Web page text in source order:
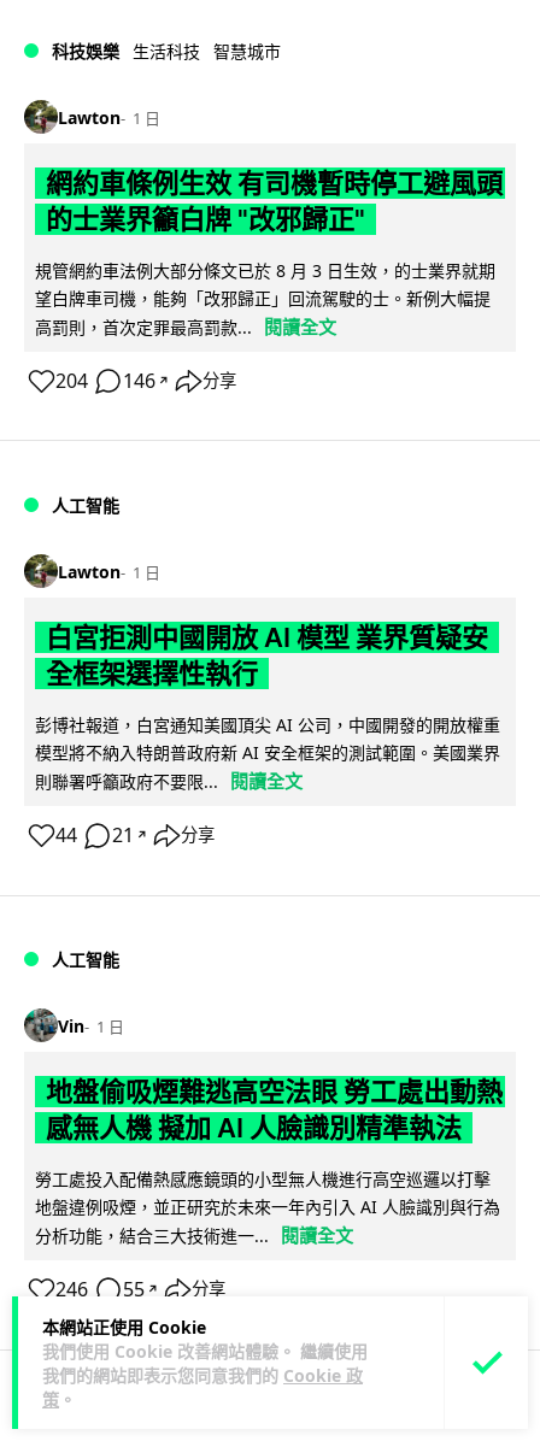
本網站正使用 Cookie
我們使用 Cookie 改善網站體驗。 繼續使用
我們的網站即表示您同意我們的 Cookie 政
策 。
科技娛樂 生活科技 智慧城市
Lawton 1 日
網約車條例生效 有司機暫時停工避風頭
的士業界籲白牌 "改邪歸正"
規管網約車法例大部分條文已於 8 月 3 日生效，的士業界就期
望白牌車司機，能夠「改邪歸正」回流駕駛的士。新例大幅提
高罰則，首次定罪最高罰款...
閱讀全文
204 146 ↗ 分享
人工智能
Lawton 1 日
白宮拒測中國開放 AI 模型 業界質疑安
全框架選擇性執行
彭博社報道，白宮通知美國頂尖 AI 公司，中國開發的開放權重
模型將不納入特朗普政府新 AI 安全框架的測試範圍。美國業界
則聯署呼籲政府不要限...
閱讀全文
44 21 ↗ 分享
人工智能
Vin 1 日
地盤偷吸煙難逃高空法眼 勞工處出動熱
感無人機 擬加 AI 人臉識別精準執法
勞工處投入配備熱感應鏡頭的小型無人機進行高空巡邏以打擊
地盤違例吸煙，並正研究於未來一年內引入 AI 人臉識別與行為
分析功能，結合三大技術進一...
閱讀全文
246 55 ↗ 分享
人工智能